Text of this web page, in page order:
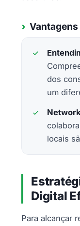
dos
um
locais
Digital
Para alcançar